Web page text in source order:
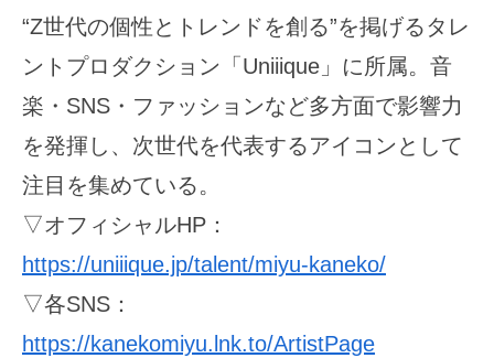
“Z世代の個性とトレンドを創る”を掲げるタレ
ントプロダクション「Uniiique」に所属。音
楽・SNS・ファッションなど多方面で影響力
を発揮し、次世代を代表するアイコンとして
注目を集めている。
▽オフィシャルHP：
https://uniiique.jp/talent/miyu-kaneko/
▽各SNS：
https://kanekomiyu.lnk.to/ArtistPage